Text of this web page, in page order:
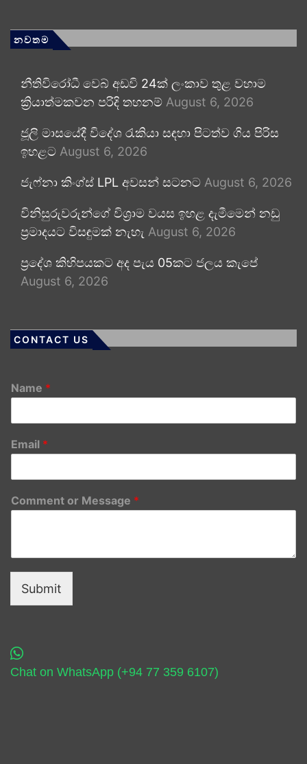
නවතම
නීතිවිරෝධී වෙබ් අඩවි 24ක් ලංකාව තුළ වහාම
ක්‍රියාත්මකවන පරිදි තහනම් August 6, 2026
ජූලි මාසයේදී විදේශ රැකියා සඳහා පිටත්ව ගිය පිරිස
ඉහළට August 6, 2026
ජැෆ්නා කිංග්ස් LPL අවසන් සටනට August 6, 2026
විනිසුරුවරුන්ගේ විශ්‍රාම වයස ඉහළ දැමීමෙන් නඩු
ප්‍රමාදයට විසඳුමක් නැහැ August 6, 2026
ප්‍රදේශ කිහිපයකට අද පැය 05කට ජලය කැපේ
August 6, 2026
CONTACT US
Name *
Email *
Comment or Message *
Submit
Chat on WhatsApp (+94 77 359 6107)